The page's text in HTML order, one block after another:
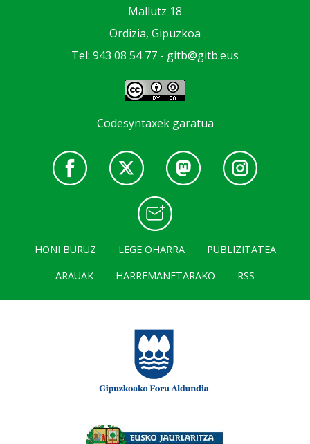
Mallutz 18
Ordizia, Gipuzkoa
Tel: 943 08 54 77 - gitb@gitb.eus
Codesyntaxek garatua
HONI BURUZ LEGE OHARRA
PUBLIZITATEA
ARAUAK
HARREMANETARAKO RSS